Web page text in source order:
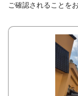
ご確認されることを